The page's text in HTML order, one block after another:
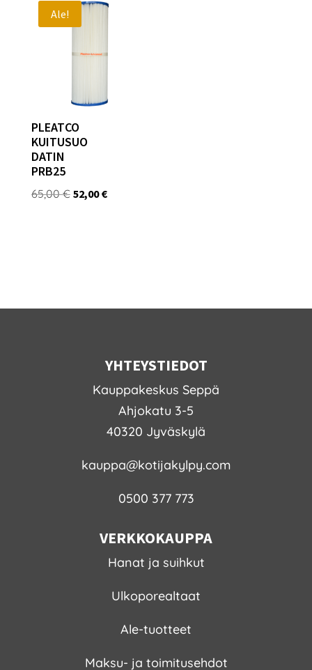
Ale!
PLEATCO
KUITUSUO
DATIN
PRB25
65,00€ Alkuperäinen
52,00€Nykyinen
YHTEYSTIEDOT
Kauppakeskus Seppä
Ahjokatu 3-5
40320 Jyväskylä
kauppa@kotijakylpy.com
0500 377 773
VERKKOKAUPPA
Hanat ja suihkut
Ulkoporealtaat
Ale-tuotteet
Maksu- ja toimitusehdot